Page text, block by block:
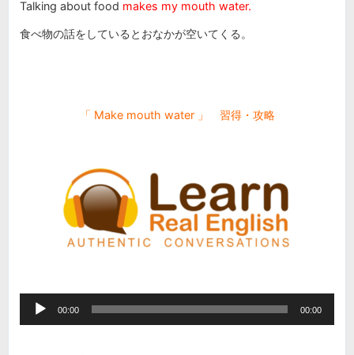
Talking about food makes my mouth water.
食べ物の話をしているとおなかが空いてくる。
「 Make mouth water 」 習得・攻略
00:00 00:00